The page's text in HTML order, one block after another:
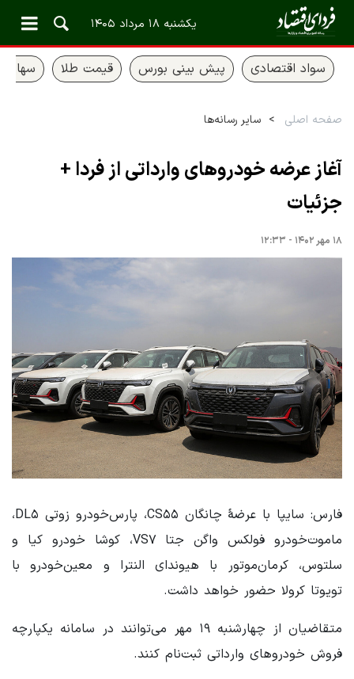
یکشنبه ۱۸ مرداد ۱۴۰۵
سواد اقتصادی پیش بینی بورس قیمت طلا سهام
صفحه اصلی سایر رسانه‌ها
آغاز عرضه خودروهای وارداتی از فردا +
جزئیات
۱۸ مهر ۱۴۰۲ - ۱۲:۳۳
فارس: سایپا با عرضۀ چانگان CS۵۵، پارس‌خودرو زوتی DL۵،
ماموت‌خودرو فولکس واگن جتا VS۷، کوشا خودرو کیا و
سلتوس، کرمان‌موتور با هیوندای النترا و معین‌خودرو با
تویوتا کرولا حضور خواهد داشت.
متقاضیان از چهارشنبه ۱۹ مهر می‌توانند در سامانه یکپارچه
فروش خودروهای وارداتی ثبت‌نام کنند.